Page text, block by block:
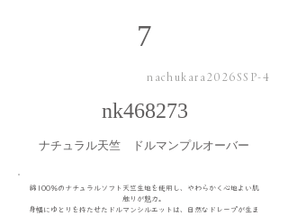
7
nachukara2026SSP-4
nk468273
ナチュラル天竺 ドルマンプルオーバー
綿100％のナチュラルソフト天竺生地を使用し、やわらかく心地よい肌
触りが魅力。
身幅にゆとりを持たせたドルマンシルエットは、自然なドレープが生ま